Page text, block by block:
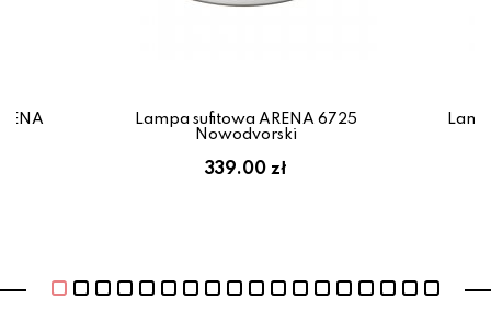
Lampa sufitowa ARENA 6725
Nowodvorski
339.00 zł